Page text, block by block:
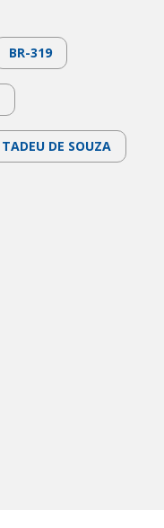
BR-319
TADEU DE SOUZA